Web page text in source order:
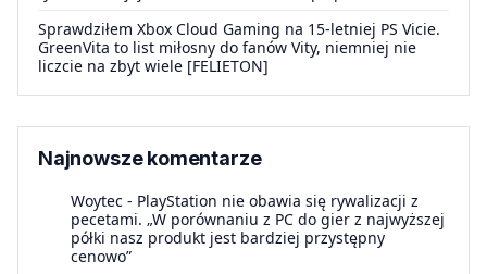
Sprawdziłem Xbox Cloud Gaming na 15-letniej PS Vicie.
GreenVita to list miłosny do fanów Vity, niemniej nie
liczcie na zbyt wiele [FELIETON]
Najnowsze komentarze
Woytec - PlayStation nie obawia się rywalizacji z
pecetami. „W porównaniu z PC do gier z najwyższej
półki nasz produkt jest bardziej przystępny
cenowo”